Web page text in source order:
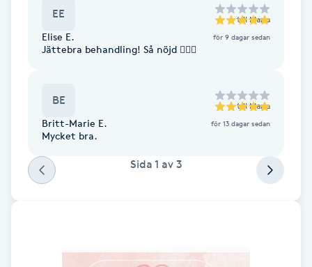
Face framing
Faceliftmassage
Fettreducering
Fibromassage
Fillers
EE till Maria
Elise E. för 9 dagar sedan
Jättebra behandling! Så nöjd 👌🏼🥰
BE till Maria
Britt-Marie E. för 13 dagar sedan
Mycket bra.
Sida 1 av 3